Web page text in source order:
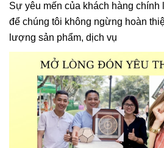
Sự yêu mến của khách hàng chính
để chúng tôi không ngừng hoàn
lượng sản phẩm, dịch vụ